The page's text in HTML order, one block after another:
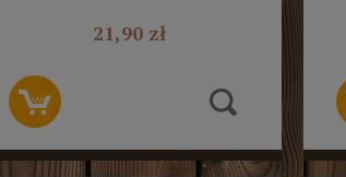
21,90 zł